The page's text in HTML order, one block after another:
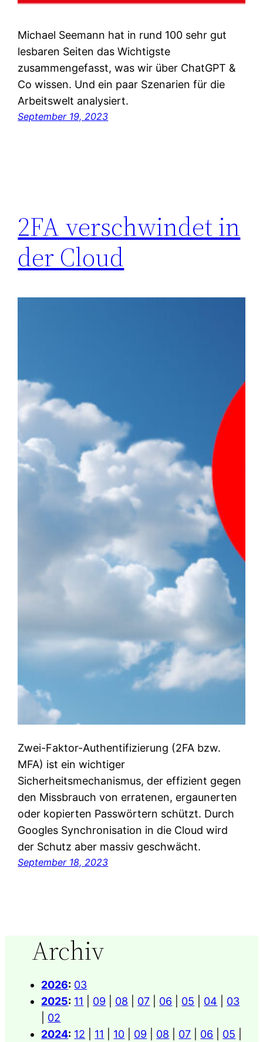
Michael Seemann hat in rund 100 sehr gut
lesbaren Seiten das Wichtigste
zusammengefasst, was wir über ChatGPT &
Co wissen. Und ein paar Szenarien für die
Arbeitswelt analysiert.
September 19, 2023
2FA verschwindet in
der Cloud
Zwei-Faktor-Authentifizierung (2FA bzw.
MFA) ist ein wichtiger
Sicherheitsmechanismus, der effizient gegen
den Missbrauch von erratenen, ergaunerten
oder kopierten Passwörtern schützt. Durch
Googles Synchronisation in die Cloud wird
der Schutz aber massiv geschwächt.
September 18, 2023
Archiv
2026: 03
2025: 11 09 08 07 06 05 04
03
02
2024: 12 11 10 09 08 07 06 05